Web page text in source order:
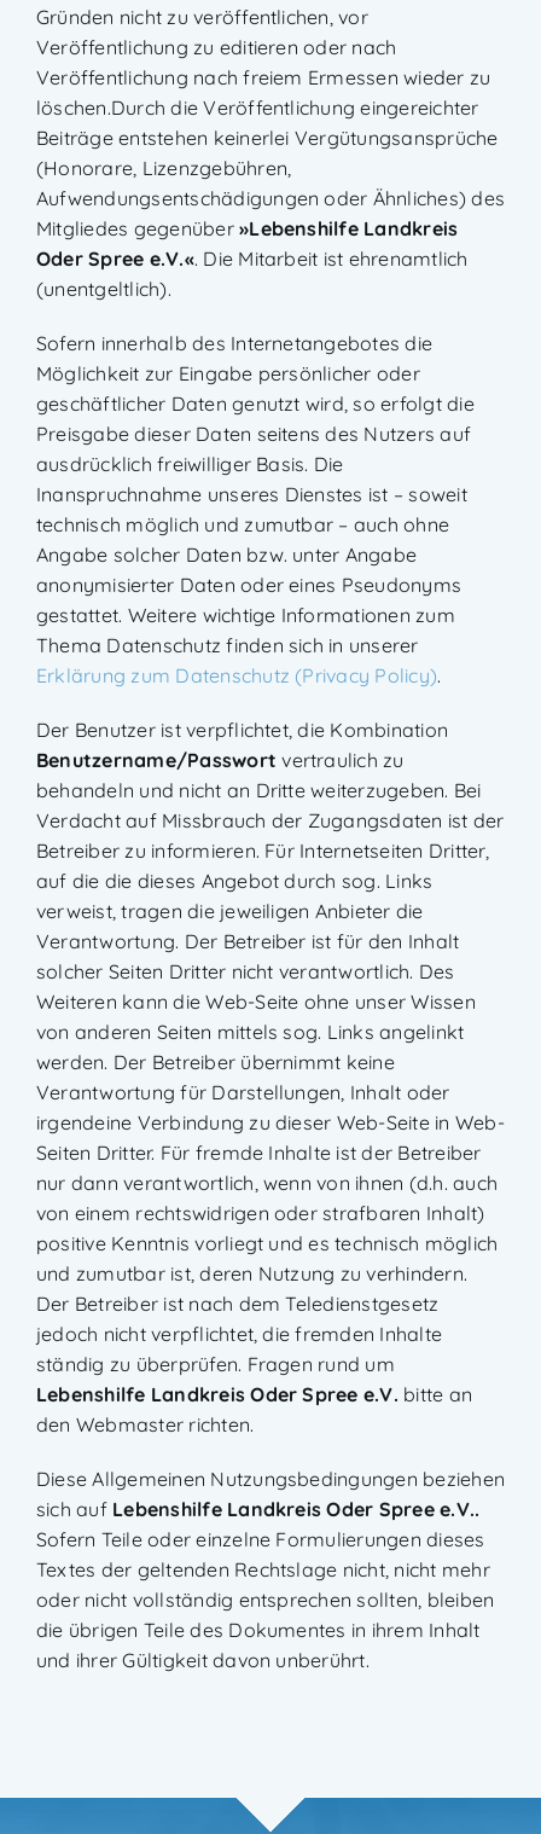
Gründen nicht zu veröffentlichen, vor
Veröffentlichung zu editieren oder nach
Veröffentlichung nach freiem Ermessen wieder zu
löschen.Durch die Veröffentlichung eingereichter
Beiträge entstehen keinerlei Vergütungsansprüche
(Honorare, Lizenzgebühren,
Aufwendungsentschädigungen oder Ähnliches) des
Mitgliedes gegenüber»Lebenshilfe Landkreis
Oder Spree e.V.«. Die Mitarbeit ist ehrenamtlich
(unentgeltlich).
Sofern innerhalb des Internetangebotes die
Möglichkeit zur Eingabe persönlicher oder
geschäftlicher Daten genutzt wird, so erfolgt die
Preisgabe dieser Daten seitens des Nutzers auf
ausdrücklich freiwilliger Basis. Die
Inanspruchnahme unseres Dienstes ist – soweit
technisch möglich und zumutbar – auch ohne
Angabe solcher Daten bzw. unter Angabe
anonymisierter Daten oder eines Pseudonyms
gestattet. Weitere wichtige Informationen zum
Thema Datenschutz finden sich in unserer
Erklärung zum Datenschutz (Privacy Policy).
Der Benutzer ist verpflichtet, die Kombination
Benutzername/Passwort vertraulich zu
behandeln und nicht an Dritte weiterzugeben. Bei
Verdacht auf Missbrauch der Zugangsdaten ist der
Betreiber zu informieren. Für Internetseiten Dritter,
auf die die dieses Angebot durch sog. Links
verweist, tragen die jeweiligen Anbieter die
Verantwortung. Der Betreiber ist für den Inhalt
solcher Seiten Dritter nicht verantwortlich. Des
Weiteren kann die Web-Seite ohne unser Wissen
von anderen Seiten mittels sog. Links angelinkt
werden. Der Betreiber übernimmt keine
Verantwortung für Darstellungen, Inhalt oder
irgendeine Verbindung zu dieser Web-Seite in Web-
Seiten Dritter. Für fremde Inhalte ist der Betreiber
nur dann verantwortlich, wenn von ihnen (d.h. auch
von einem rechtswidrigen oder strafbaren Inhalt)
positive Kenntnis vorliegt und es technisch möglich
und zumutbar ist, deren Nutzung zu verhindern.
Der Betreiber ist nach dem Teledienstgesetz
jedoch nicht verpflichtet, die fremden Inhalte
ständig zu überprüfen. Fragen rund um
Lebenshilfe Landkreis Oder Spree e.V. bitte an
den Webmaster richten.
Diese Allgemeinen Nutzungsbedingungen beziehen
sich auf Lebenshilfe Landkreis Oder Spree e.V..
Sofern Teile oder einzelne Formulierungen dieses
Textes der geltenden Rechtslage nicht, nicht mehr
oder nicht vollständig entsprechen sollten, bleiben
die übrigen Teile des Dokumentes in ihrem Inhalt
und ihrer Gültigkeit davon unberührt.